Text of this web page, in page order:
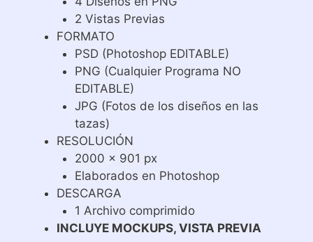
2 Vistas Previas
FORMATO
PSD (Photoshop EDITABLE)
PNG (Cualquier Programa NO
EDITABLE)
JPG (Fotos de los diseños en las
tazas)
RESOLUCIÓN
2000 x 901 px
Elaborados en Photoshop
DESCARGA
1 Archivo comprimido
INCLUYE MOCKUPS, VISTA PREVIA